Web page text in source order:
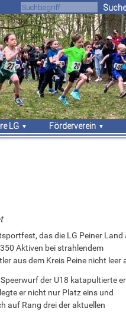
LG
uns
Förderverein
Unsere Arbeit
das die LG Peiner Land
Aktiven bei strahlendem
aus dem Kreis Peine nicht leer
der U18 katapultierte
er nicht nur Platz eins und
auf Rang drei der aktuellen